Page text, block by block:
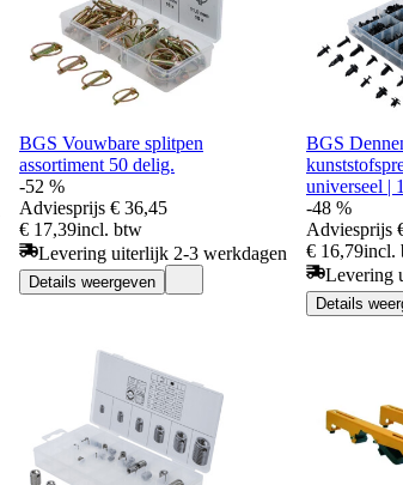
BGS Vouwbare splitpen
assortiment 50 delig.
-52 %
Adviesprijs € 36,45
€ 17,39incl. btw
Levering uiterlijk 2-3 werkdagen
Details weergeven
BGS
universeel |
-48 %
Adviesprijs
€ 16,79incl.
Levering
Details